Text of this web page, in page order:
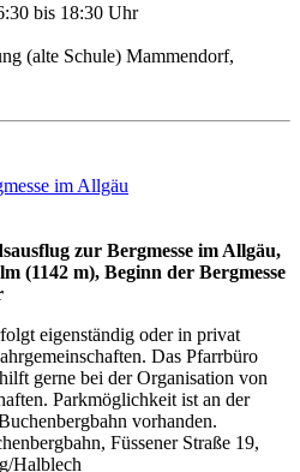
bis 18:30 Uhr
(alte Schule) Mammendorf,
im Allgäu
zur Bergmesse im Allgäu,
(1142 m), Beginn der Bergmesse
eigenständig oder in privat
Das Pfarrbüro
gerne bei der Organisation von
Parkmöglichkeit ist an der
vorhanden.
Füssener Straße 19,
Halblech